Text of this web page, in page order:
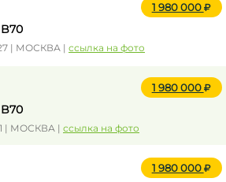
1 980 000
| МОСКВА | ссылка на фото
1 980 000
| МОСКВА | ссылка на фото
1 980 000